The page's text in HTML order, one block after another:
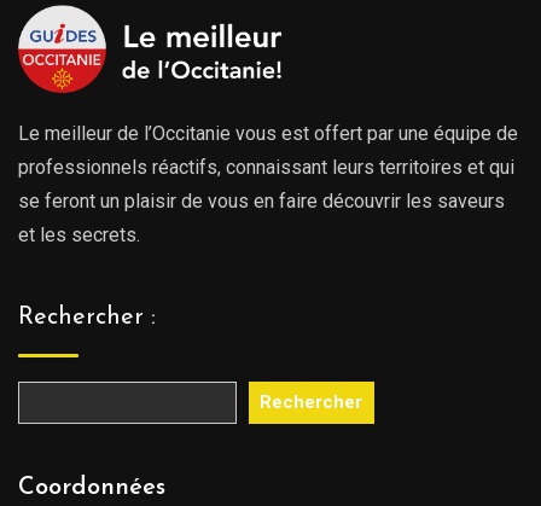
Le meilleur de l’Occitanie vous est offert par une équipe de
professionnels réactifs, connaissant leurs territoires et qui
se feront un plaisir de vous en faire découvrir les saveurs
et les secrets.
Rechercher :
Rechercher
Coordonnées